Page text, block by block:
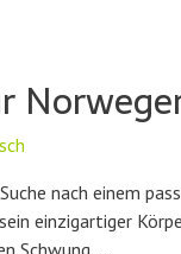
nach einem
einzigartiger
Schwung, …